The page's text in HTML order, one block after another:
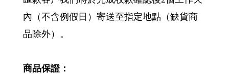
內（不含例假日）寄送至指定地點（缺貨商
品除外）。
商品保證：